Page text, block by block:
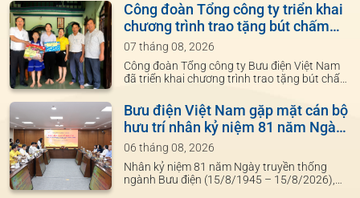
Công đoàn Tổng công ty triển khai
chương trình trao tặng bút chấm
đọc học Tiếng Anh cho con đoàn
viên công đoàn
07 tháng 08, 2026
Công đoàn Tổng công ty Bưu điện Việt Nam
đã triển khai chương trình trao tặng bút chấm
dành cho con đoàn viên tại các đơn vị trực
thuộc.
Bưu điện Việt Nam gặp mặt cán bộ
hưu trí nhân kỷ niệm 81 năm Ngày
truyền thống ngành Bưu điện
06 tháng 08, 2026
Nhân kỷ niệm 81 năm Ngày truyền thống
ngành Bưu điện (15/8/1945 – 15/8/2026),